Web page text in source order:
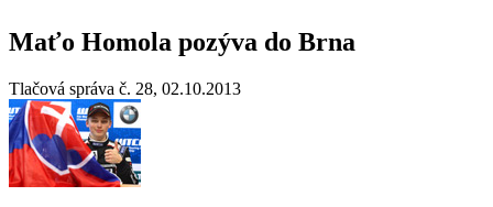
Maťo Homola pozýva do Brna
Tlačová správa č. 28, 02.10.2013